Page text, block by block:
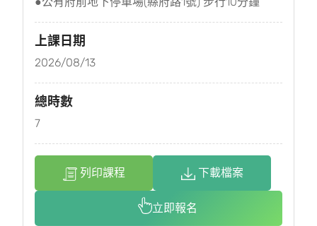
上課日期
2026/08/13
總時數
7
列印課程 下載檔案
立即報名